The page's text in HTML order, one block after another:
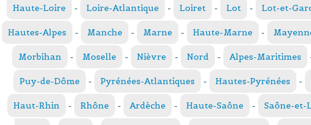
Haute-Loire - Loire-Atlantique - Loiret - Lot - Lot-et-
Hautes-Alpes - Manche - Marne - Haute-Marne -
Morbihan - Moselle - Nièvre - Nord - Alpes-Maritimes
Puy-de-Dôme - Pyrénées-Atlantiques - Hautes-Pyrénées -
Haut-Rhin - Rhône - Ardèche - Haute-Saône - Saône-et-